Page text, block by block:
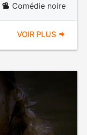
Comédie noire
VOIR PLUS